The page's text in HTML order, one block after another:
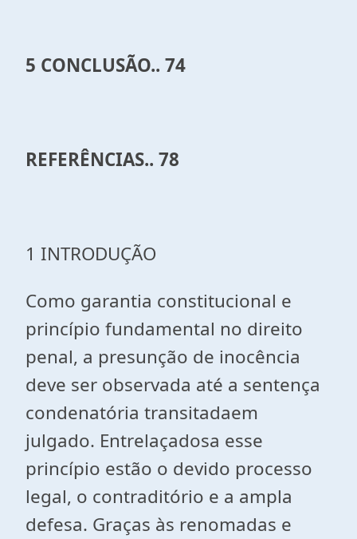
5 CONCLUSÃO.. 74
REFERÊNCIAS.. 78
1 INTRODUÇÃO
Como garantia constitucional e
princípio fundamental no direito
penal, a presunção de inocência
deve ser observada até a sentença
condenatória transitadaem
julgado. Entrelaçadosa esse
princípio estão o devido processo
legal, o contraditório e a ampla
defesa. Graças às renomadas e